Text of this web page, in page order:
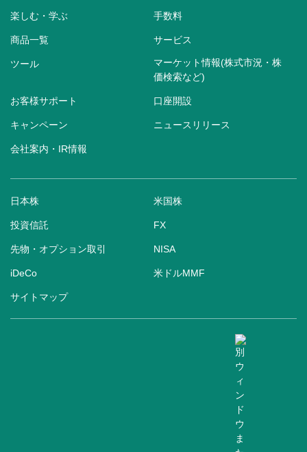
楽しむ・学ぶ 手数料
商品一覧 サービス
ツール
マーケット情報(株式市況・株
価検索など)
お客様サポート 口座開設
キャンペーン ニュースリリース
会社案内・IR情報
日本株 米国株
投資信託 FX
先物・オプション取引 NISA
iDeCo 米ドルMMF
サイトマップ